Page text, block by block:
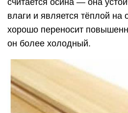
быть готовым к тому, что
смола может проявиться в
пятен и даже вызвать
пользователей.
Рассчитывая количество
протекающего пола,
зазора между ними — 5–7 мм.